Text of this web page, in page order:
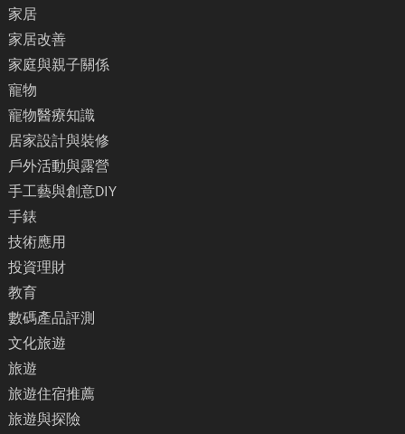
家居
家居改善
家庭與親子關係
寵物
寵物醫療知識
居家設計與裝修
戶外活動與露營
手工藝與創意DIY
手錶
技術應用
投資理財
教育
數碼產品評測
文化旅遊
旅遊
旅遊住宿推薦
旅遊與探險